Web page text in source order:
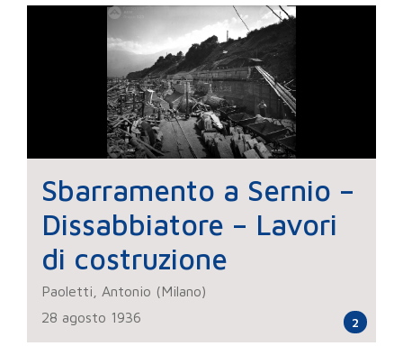
Sbarramento a Sernio –
Dissabbiatore – Lavori
di costruzione
Paoletti, Antonio (Milano)
28 agosto 1936
2